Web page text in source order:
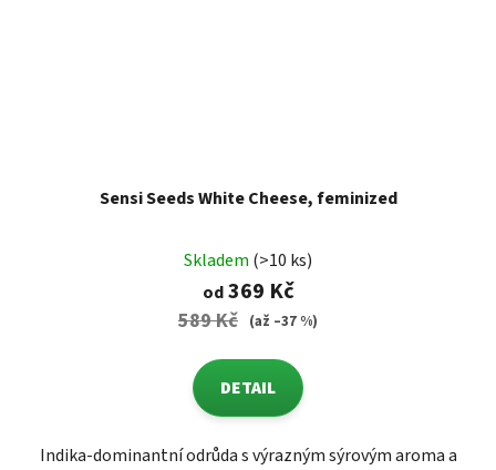
Sensi Seeds White Cheese, feminized
Skladem (>10 ks)
od369 Kč
589 Kč (až –37 %)
DETAIL
Indika-dominantní odrůda s výrazným sýrovým aroma a